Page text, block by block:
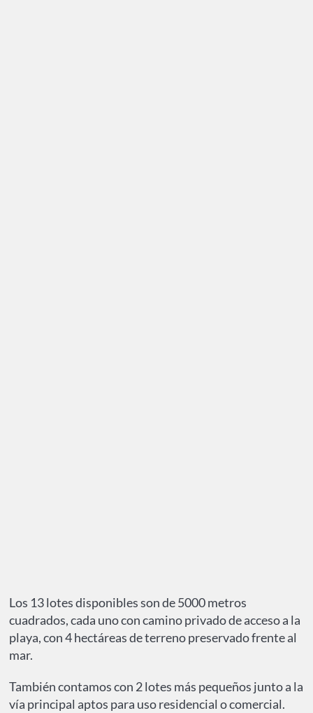
Los 13 lotes disponibles son de 5000 metros
cuadrados, cada uno con camino privado de acceso a la
playa, con 4 hectáreas de terreno preservado frente al
mar.
También contamos con 2 lotes más pequeños junto a la
vía principal aptos para uso residencial o comercial.